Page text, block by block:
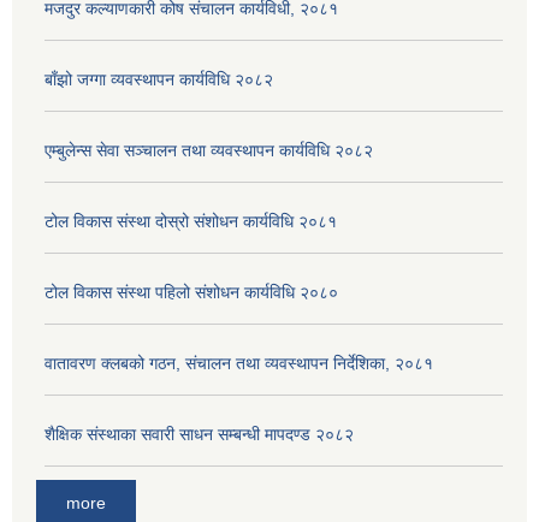
मजदुर कल्याणकारी कोष संचालन कार्यविधी, २०८१
बाँझो जग्गा व्यवस्थापन कार्यविधि २०८२
एम्बुलेन्स सेवा सञ्चालन तथा व्यवस्थापन कार्यविधि २०८२
टोल विकास संस्था दोस्रो संशोधन कार्यविधि २०८१
टोल विकास संस्था पहिलो संशोधन कार्यविधि २०८०
वातावरण क्लबको गठन, संचालन तथा व्यवस्थापन निर्देशिका, २०८१
शैक्षिक संस्थाका सवारी साधन सम्बन्धी मापदण्ड २०८२
more